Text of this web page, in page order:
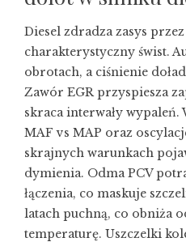
Diesel zdradza zasys
charakterystyczny świst.
obrotach, a ciśnienie
Zawór EGR przyspiesza
skraca interwały
MAF vs MAP oraz
skrajnych warunkach
dymienia. Odma PCV
łączenia, co maskuje
latach puchną, co obniża
temperaturę. Uszczelki